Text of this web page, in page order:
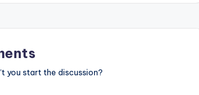
you start the discussion?